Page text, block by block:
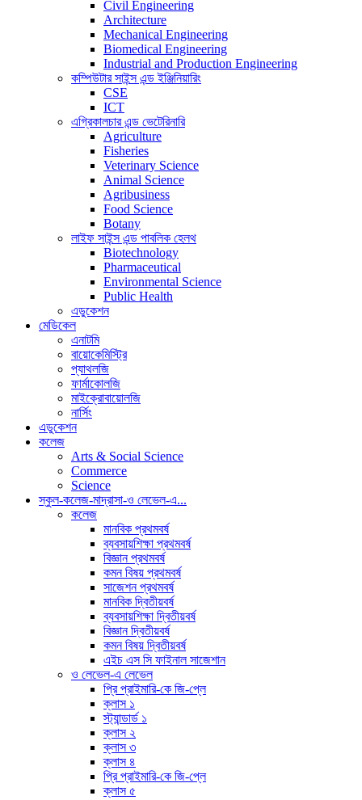
Civil Engineering
Architecture
Mechanical Engineering
Biomedical Engineering
Industrial and Production Engineering
কম্পিউটার সাইন্স এন্ড ইঞ্জিনিয়ারিং
CSE
ICT
এগ্রিকালচার এন্ড ভেটেরিনারি
Agriculture
Fisheries
Veterinary Science
Animal Science
Agribusiness
Food Science
Botany
লাইফ সাইন্স এন্ড পাবলিক হেলথ
Biotechnology
Pharmaceutical
Environmental Science
Public Health
এডুকেশন
মেডিকেল
এনাটমি
বায়োকেমিস্ট্রি
প্যাথলজি
ফার্মাকোলজি
মাইক্রোবায়োলজি
নার্সিং
এডুকেশন
কলেজ
Arts & Social Science
Commerce
Science
স্কুল-কলেজ-মাদ্রাসা-ও লেভেল-এ...
কলেজ
মানবিক প্রথমবর্ষ
ব্যবসায়শিক্ষা প্রথমবর্ষ
বিজ্ঞান প্রথমবর্ষ
কমন বিষয় প্রথমবর্ষ
সাজেশন প্রথমবর্ষ
মানবিক দ্বিতীয়বর্ষ
ব্যবসায়শিক্ষা দ্বিতীয়বর্ষ
বিজ্ঞান দ্বিতীয়বর্ষ
কমন বিষয় দ্বিতীয়বর্ষ
এইচ এস সি ফাইনাল সাজেশান
ও লেভেল-এ লেভেল
প্রি প্রাইমারি-কে জি-প্লে
ক্লাস ১
স্ট্যান্ডার্ড ১
ক্লাস ২
ক্লাস ৩
ক্লাস ৪
প্রি প্রাইমারি-কে জি-প্লে
ক্লাস ৫